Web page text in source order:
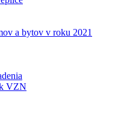
a bytov v roku 2021
VZN